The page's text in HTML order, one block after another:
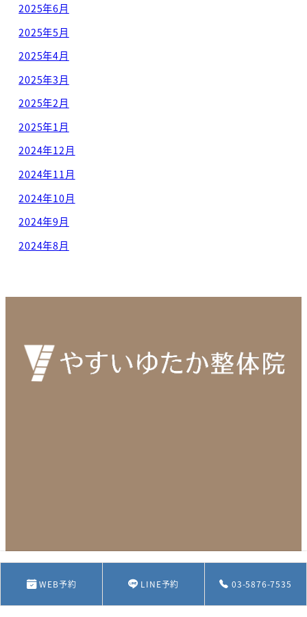
2025年6月
2025年5月
2025年4月
2025年3月
2025年2月
2025年1月
2024年12月
2024年11月
2024年10月
2024年9月
2024年8月
WEB予約 LINE予約 03-5876-7535